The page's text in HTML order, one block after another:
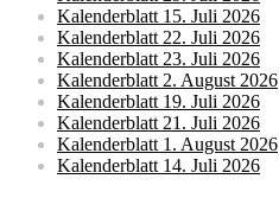
Kalenderblatt 15. Juli 2026
Kalenderblatt 22. Juli 2026
Kalenderblatt 23. Juli 2026
Kalenderblatt 2. August 2026
Kalenderblatt 19. Juli 2026
Kalenderblatt 21. Juli 2026
Kalenderblatt 1. August 2026
Kalenderblatt 14. Juli 2026